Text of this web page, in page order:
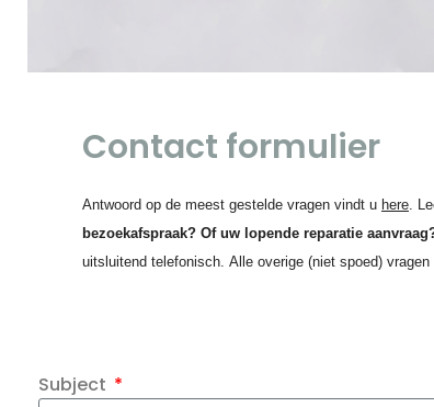
Contact formulier
Antwoord op de meest gestelde vragen vindt u here.
bezoekafspraak? Of uw lopende reparatie
uitsluitend telefonisch. Alle overige (niet spoed)
Subject